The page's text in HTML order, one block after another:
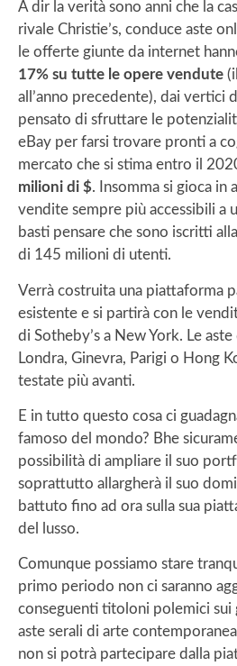
A dir la verità sono anni che la
rivale Christie’s, conduce aste
le offerte giunte da internet
17% su tutte le opere vendute (il
all’anno precedente), dai vertici
pensato di sfruttare le
eBay per farsi trovare pronti a
mercato che si stima entro il
milioni di $. Insomma si gioca in
vendite sempre più accessibili a
basti pensare che sono iscritti
di 145 milioni di utenti.
Verrà costruita una piattaforma
esistente e si partirà con le
di Sotheby’s a New York. Le
Londra, Ginevra, Parigi o Hong
testate più avanti.
E in tutto questo cosa ci
famoso del mondo? Bhe
possibilità di ampliare il suo
soprattutto allargherà il suo
battuto fino ad ora sulla sua
del lusso.
Comunque possiamo stare
primo periodo non ci saranno
conseguenti titoloni polemici sui
aste serali di arte
non si potrà partecipare dalla